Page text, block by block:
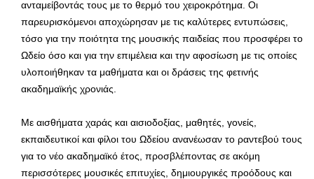
ανταμείβοντάς τους με το θερμό του χειροκρότημα. Οι
παρευρισκόμενοι αποχώρησαν με τις καλύτερες εντυπώσεις,
τόσο για την ποιότητα της μουσικής παιδείας που προσφέρει το
Ωδείο όσο και για την επιμέλεια και την αφοσίωση με τις οποίες
υλοποιήθηκαν τα μαθήματα και οι δράσεις της φετινής
ακαδημαϊκής χρονιάς.
Με αισθήματα χαράς και αισιοδοξίας, μαθητές, γονείς,
εκπαιδευτικοί και φίλοι του Ωδείου ανανέωσαν το ραντεβού τους
για το νέο ακαδημαϊκό έτος, προσβλέποντας σε ακόμη
περισσότερες μουσικές επιτυχίες, δημιουργικές προόδους και